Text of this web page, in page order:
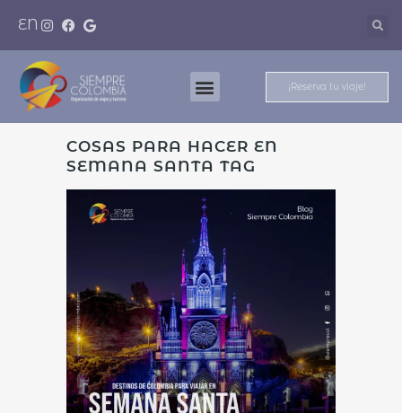
EN
¡Reserva tu viaje!
COSAS PARA HACER EN
SEMANA SANTA TAG